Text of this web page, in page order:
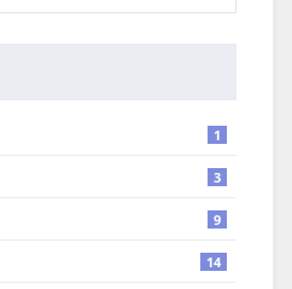
1
3
9
14